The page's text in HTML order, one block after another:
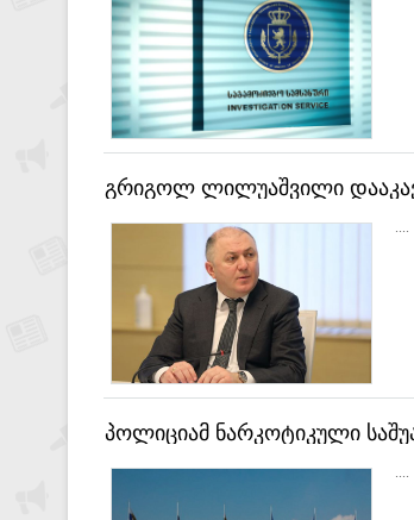
გრიგოლ ლილუაშვილი
....
პოლიციამ ნარკოტიკული
....